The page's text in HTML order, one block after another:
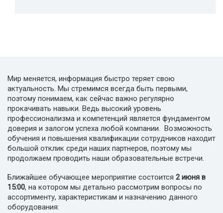
Мир меняется, информация быстро теряет свою
актуальность. Мы стремимся всегда быть первыми,
поэтому понимаем, как сейчас важно регулярно
прокачивать навыки. Ведь высокий уровень
профессионализма и компетенций является фундаментом
доверия и залогом успеха любой компании. Возможность
обучения и повышения квалификации сотрудников находит
большой отклик среди наших партнеров, поэтому мы
продолжаем проводить наши образовательные встречи.
Ближайшее обучающее мероприятие состоится 2 июня в
15:00, на котором мы детально рассмотрим вопросы по
ассортименту, характеристикам и назначению данного
оборудования: